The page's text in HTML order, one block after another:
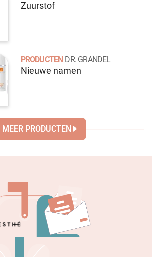
Zuurstof
PRODUCTEN DR. GRANDEL
Nieuwe namen
MEER PRODUCTEN